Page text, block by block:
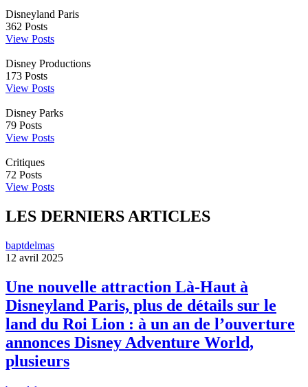
Disneyland Paris
362 Posts
View Posts
Disney Productions
173 Posts
View Posts
Disney Parks
79 Posts
View Posts
Critiques
72 Posts
View Posts
LES DERNIERS ARTICLES
baptdelmas
12 avril 2025
Une nouvelle attraction Là-Haut à
Disneyland Paris, plus de détails sur le
land du Roi Lion : à un an de l’ouverture
annonces Disney Adventure World,
plusieurs